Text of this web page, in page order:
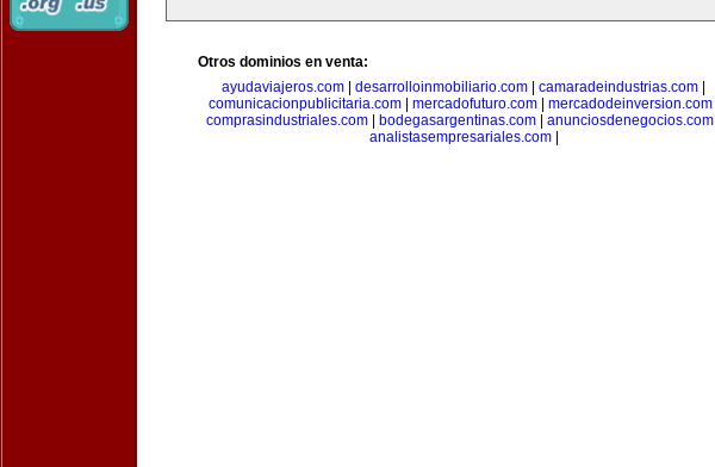
Otros dominios en venta:
ayudaviajeros.com
desarrolloinmobiliario.com camaradeindustrias.com
comunicacionpublicitaria.com| mercadofuturo.com| mercadodeinversion.com|
comprasindustriales.com
bodegasargentinas.com anunciosdenegocios.com
analistasempresariales.com|